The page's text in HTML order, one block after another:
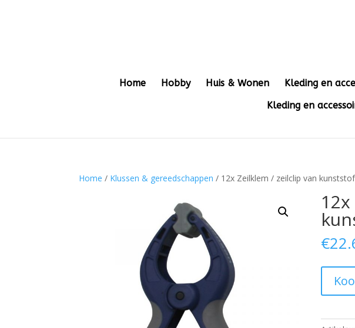
Home Hobby Huis & Wonen Kleding en
Kleding en
Home / Klussen & gereedschappen / 12x Zeilklem / zeilclip van
€